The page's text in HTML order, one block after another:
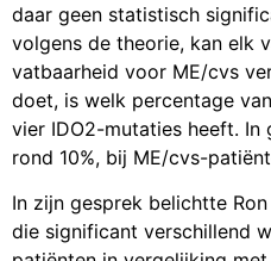
daar geen statistisch
volgens de theorie, kan elk
vatbaarheid voor ME/cvs
doet, is welk percentage
vier IDO2-mutaties heeft.
rond 10%, bij ME/cvs-
In zijn gesprek belichtte
die significant verschillend